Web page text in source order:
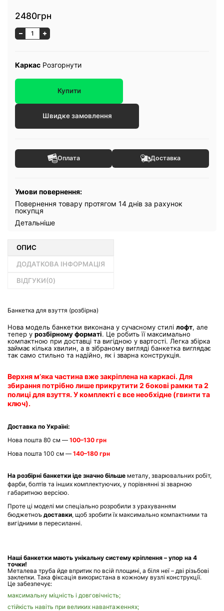
2480грн
Каркас Розгорнути
Купити
Швидке замовлення
Оплата Доставка
Умови повернення:
Повернення товару протягом 14 днів за рахунок
покупця
Детальніше
ОПИС
ДОДАТКОВА ІНФОРМАЦІЯ
ВІДГУКИ(0)
Банкетка для взуття (розбірна)
Нова модель банкетки виконана у сучасному стилі лофт, але
тепер у розбірному форматі. Це робить її максимально
компактною при доставці та вигідною у вартості. Легка збірка
займає кілька хвилин, а в зібраному вигляді банкетка виглядає
так само стильно та надійно, як і зварна конструкція.
Верхня м’яка частина вже закріплена на каркасі. Для
збирання потрібно лише прикрутити 2 бокові рамки та 2
полиці для взуття. У комплекті є все необхідне (гвинти та
ключ).
Доставка по Україні:
Нова пошта 80 см — 100–130 грн
Нова пошта 100 см — 140–180 грн
На розбірні банкетки іде значно більше металу, зварювальних робіт,
фарби, болтів та інших комплектуючих, у порівнянні зі зварною
габаритною версією.
Проте ці моделі ми спеціально розробили з урахуванням
бюджетноъ доставки, щоб зробити їх максимально компактними та
вигідними в пересиланні.
Наші банкетки мають унікальну систему кріплення – упор на 4
точки!
Металева труба йде впритик по всій площині, а біля неї – дві різьбові
заклепки. Така фіксація використана в кожному вузлі конструкції.
Це забезпечує:
максимальну міцність і довговічність;
стійкість навіть при великих навантаженнях;